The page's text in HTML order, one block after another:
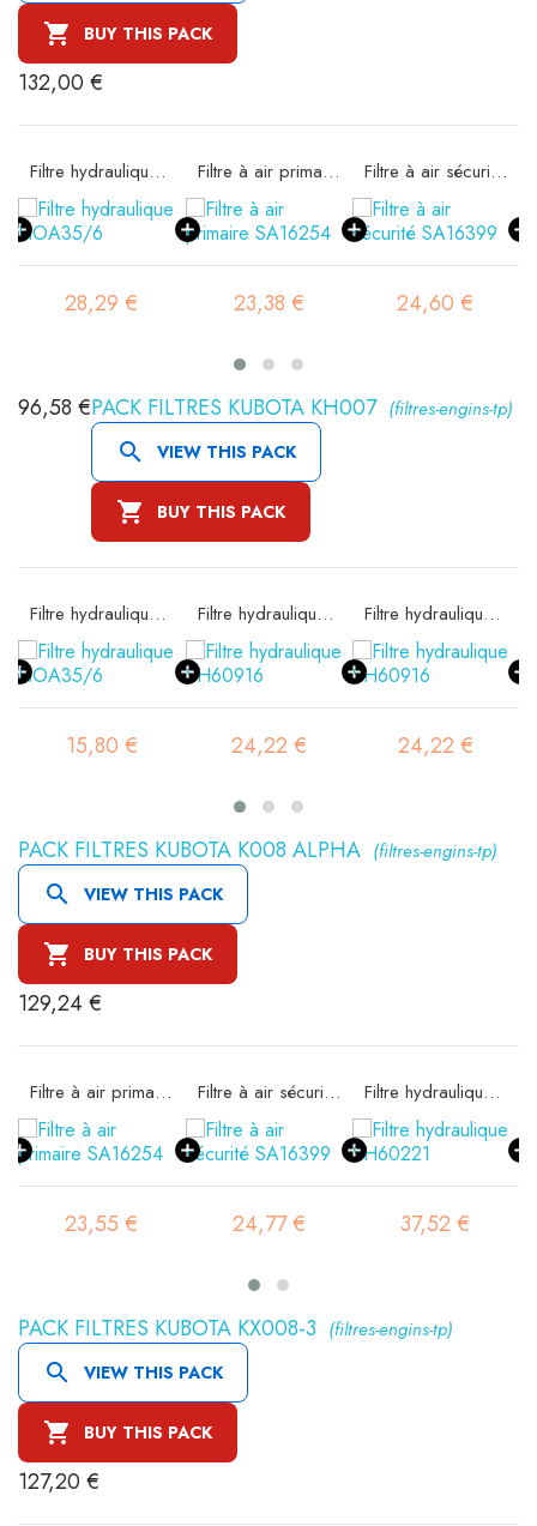
 BUY THIS PACK
132,00 €
Filtre hydraulique FIOA35/6
28,29 €
Filtre à air primaire SA16254
23,38 €
Filtre à air sécurité SA16399
24,60 €
PACK FILTRES KUBOTA KH007 (filtres-engins-tp)
 VIEW THIS PACK
 BUY THIS PACK
96,58 €
Filtre hydraulique FIOA35/6
15,80 €
Filtre hydraulique SH60916
24,22 €
Filtre hydraulique SH60916
24,22 €
PACK FILTRES KUBOTA K008 ALPHA (filtres-engins-tp)
 VIEW THIS PACK
 BUY THIS PACK
129,24 €
Filtre à air primaire SA16254
23,55 €
Filtre à air sécurité SA16399
24,77 €
Filtre hydraulique SH60221
37,52 €
PACK FILTRES KUBOTA KX008-3 (filtres-engins-tp)
 VIEW THIS PACK
 BUY THIS PACK
127,20 €